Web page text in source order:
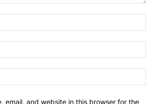
email, and website in this browser for the